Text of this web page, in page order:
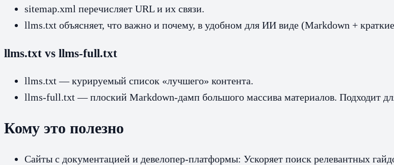
sitemap.xml перечисляет URL и их связи.
llms.txt объясняет, что важно и почему, в удобном для ИИ виде (Markdown +
llms.txt vs llms-full.txt
llms.txt — курируемый список «лучшего» контента.
llms-full.txt — плоский Markdown‑дамп большого массива материалов. Подходит
Кому это полезно
Сайты с документацией и девелопер‑платформы: Ускоряет поиск релевантных